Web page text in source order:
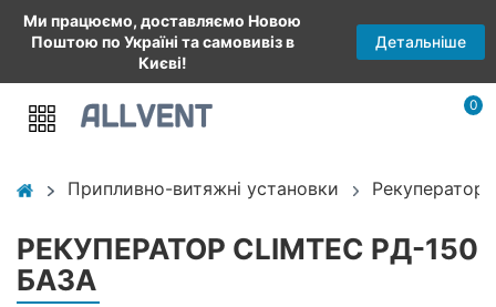
Ми працюємо, доставляємо Новою
Поштою по Україні та самовивіз в
Києві!
Детальніше
0
Припливно-витяжні установки
РЕКУПЕРАТОР CLIMTEC РД-150
БАЗА